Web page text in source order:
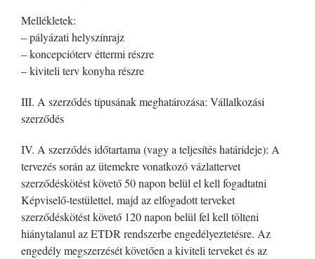
Mellékletek:
– pályázati helyszínrajz
– koncepcióterv éttermi részre
– kiviteli terv konyha részre
III. A szerződés típusának meghatározása: Vállalkozási
szerződés
IV. A szerződés időtartama (vagy a teljesítés határideje): A
tervezés során az ütemekre vonatkozó vázlattervet
szerződéskötést követő 50 napon belül el kell fogadtatni
Képviselő-testülettel, majd az elfogadott terveket
szerződéskötést követő 120 napon belül fel kell tölteni
hiánytalanul az ETDR rendszerbe engedélyeztetésre. Az
engedély megszerzését követően a kiviteli terveket és az